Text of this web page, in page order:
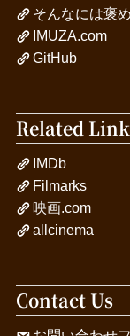
そんなには褒
IMUZA.com
GitHub
Related
IMDb
Filmarks
映画.com
allcinema
Contact Us